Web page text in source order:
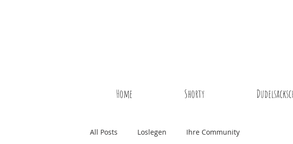
Home Shorty
All Posts Loslegen Ihre Community